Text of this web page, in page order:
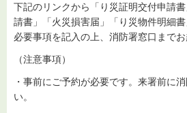
下記のリンクから「り災証明交付申請
請書」「火災損害届」「り災物件明細書
必要事項を記入の上、消防署窓口までお
（注意事項）
・事前にご予約が必要です。来署前に
い。